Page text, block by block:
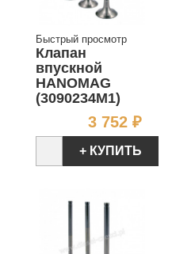
Быстрый просмотр
Клапан
впускной
HANOMAG
(3090234M1)
3 752 ₽Цена
+ КУПИТЬ